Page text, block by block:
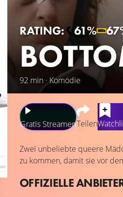
RATING: 61%
92 min · Komödie
Gratis StreamenTeilen
Zwei unbeliebte queere
zu kommen, damit sie vor
OFFIZIELLE